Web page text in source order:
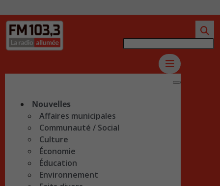
Nouvelles
Affaires municipales
Communauté / Social
Culture
Économie
Éducation
Environnement